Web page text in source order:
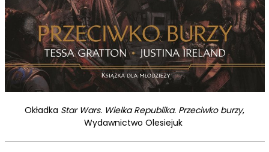
Okładka Star Wars. Wielka Republika. Przeciwko burzy,
Wydawnictwo Olesiejuk